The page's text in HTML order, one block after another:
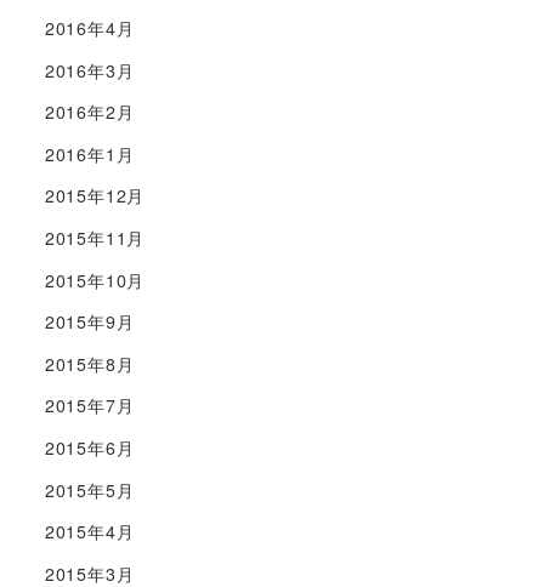
2016年4月
2016年3月
2016年2月
2016年1月
2015年12月
2015年11月
2015年10月
2015年9月
2015年8月
2015年7月
2015年6月
2015年5月
2015年4月
2015年3月